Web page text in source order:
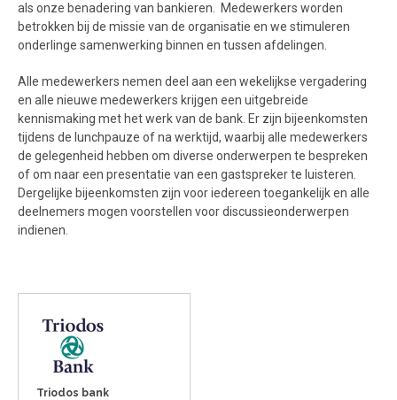
als onze benadering van bankieren. Medewerkers worden
betrokken bij de missie van de organisatie en we stimuleren
onderlinge samenwerking binnen en tussen afdelingen.
Alle medewerkers nemen deel aan een wekelijkse vergadering
en alle nieuwe medewerkers krijgen een uitgebreide
kennismaking met het werk van de bank. Er zijn bijeenkomsten
tijdens de lunchpauze of na werktijd, waarbij alle medewerkers
de gelegenheid hebben om diverse onderwerpen te bespreken
of om naar een presentatie van een gastspreker te luisteren.
Dergelijke bijeenkomsten zijn voor iedereen toegankelijk en alle
deelnemers mogen voorstellen voor discussieonderwerpen
indienen.
Triodos bank